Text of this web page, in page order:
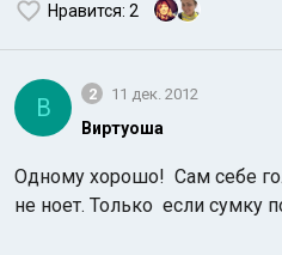
Нравится: 2
В 2 11 дек. 2012
Виртуоша
Одному хорошо! Сам себе
не ноет. Только если сумку